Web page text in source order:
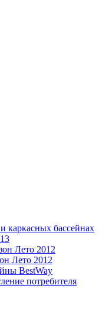
каркасных бассейнах
Лето 2012
Лето 2012
BestWay
потребителя